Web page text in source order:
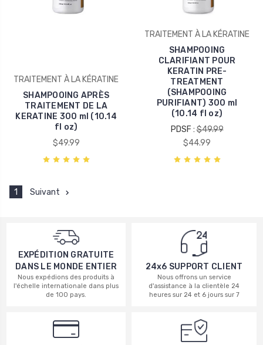
TRAITEMENT À LA KÉRATINE
SHAMPOOING APRÈS
TRAITEMENT DE LA
KERATINE 300 ml (10.14
fl oz)
$49.99
TRAITEMENT À LA KÉRATINE
SHAMPOOING
CLARIFIANT POUR
KERATIN PRE-
TREATMENT
(SHAMPOOING
PURIFIANT) 300 ml
(10.14 fl oz)
PDSF :$49.99
$44.99
1 Suivant
EXPÉDITION GRATUITE
DANS LE MONDE ENTIER
Nous expédions des produits à
l'échelle internationale dans plus
de 100 pays.
24x6 SUPPORT CLIENT
Nous offrons un service
d'assistance à la clientèle 24
heures sur 24 et 6 jours sur 7